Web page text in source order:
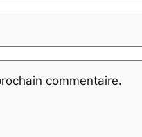
commentaire.